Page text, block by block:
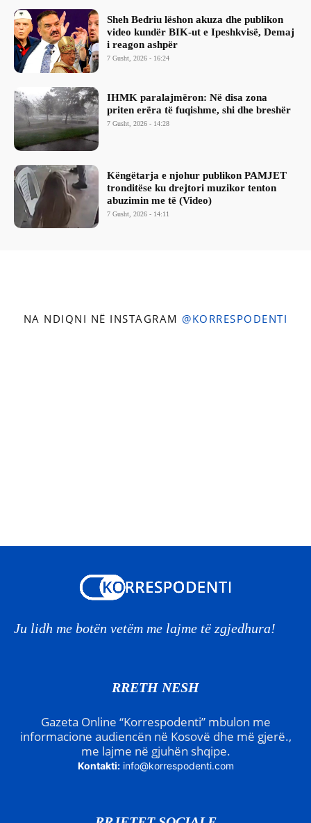
Sheh Bedriu lëshon akuza dhe publikon
video kundër BIK-ut e Ipeshkvisë, Demaj
i reagon ashpër
7 Gusht, 2026 - 16:24
IHMK paralajmëron: Në disa zona
priten erëra të fuqishme, shi dhe breshër
7 Gusht, 2026 - 14:28
Këngëtarja e njohur publikon PAMJET
tronditëse ku drejtori muzikor tenton
abuzimin me të (Video)
7 Gusht, 2026 - 14:11
NA NDIQNI NË INSTAGRAM @KORRESPODENTI
Ju lidh me botën vetëm me lajme të zgjedhura!
RRETH NESH
Gazeta Online “Korrespodenti” mbulon me
informacione audiencën në Kosovë dhe më gjerë.,
me lajme në gjuhën shqipe.
Kontakti: info@korrespodenti.com